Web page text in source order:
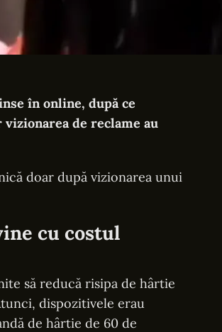
în online, după ce
de reclame au
doar după vizionarea unui
cu costul
să reducă risipa de hârtie
dispozitivele erau
de hârtie de 60 de